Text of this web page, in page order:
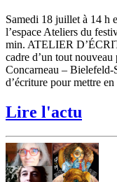
Samedi 18 juillet à 14 h
l’espace Ateliers du
min. ATELIER
cadre d’un tout
Concarneau – Bielefeld-
d’écriture pour mettre
Lire l'actu